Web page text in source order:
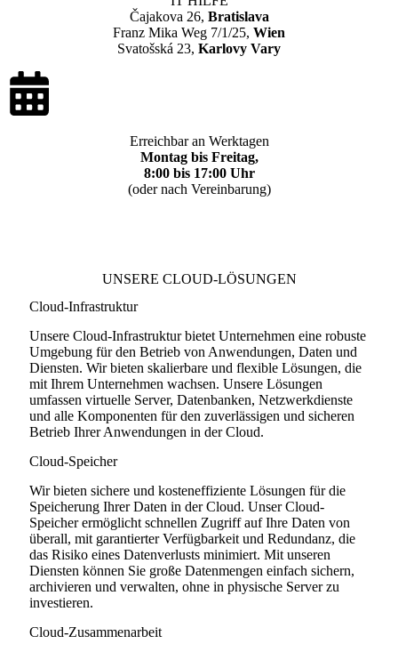
Čajakova 26, Bratislava
Franz Mika Weg 7/1/25, Wien
Svatošská 23, Karlovy Vary
Erreichbar an Werktagen
Montag bis Freitag,
8:00 bis 17:00 Uhr
(oder nach Vereinbarung)
UNSERE CLOUD-LÖSUNGEN
Cloud-Infrastruktur
Unsere Cloud-Infrastruktur bietet Unternehmen eine robuste
Umgebung für den Betrieb von Anwendungen, Daten und
Diensten. Wir bieten skalierbare und flexible Lösungen, die
mit Ihrem Unternehmen wachsen. Unsere Lösungen
umfassen virtuelle Server, Datenbanken, Netzwerkdienste
und alle Komponenten für den zuverlässigen und sicheren
Betrieb Ihrer Anwendungen in der Cloud.
Cloud-Speicher
Wir bieten sichere und kosteneffiziente Lösungen für die
Speicherung Ihrer Daten in der Cloud. Unser Cloud-
Speicher ermöglicht schnellen Zugriff auf Ihre Daten von
überall, mit garantierter Verfügbarkeit und Redundanz, die
das Risiko eines Datenverlusts minimiert. Mit unseren
Diensten können Sie große Datenmengen einfach sichern,
archivieren und verwalten, ohne in physische Server zu
investieren.
Cloud-Zusammenarbeit